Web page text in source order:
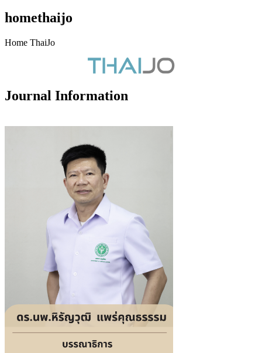
homethaijo
Home ThaiJo
Journal Information